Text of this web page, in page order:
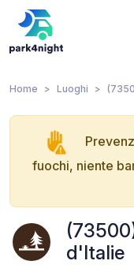
Home Luoghi
fuochi, niente
d'Italie